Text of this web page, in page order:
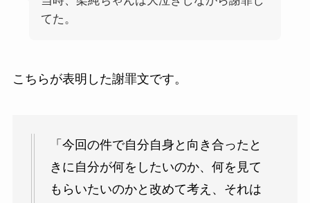
てた。
こちらが表明した謝罪文です。
「今回の件で自分自身と向き合ったと
きに自分が何をしたいのか、何を見て
もらいたいのかと改めて考え、それは